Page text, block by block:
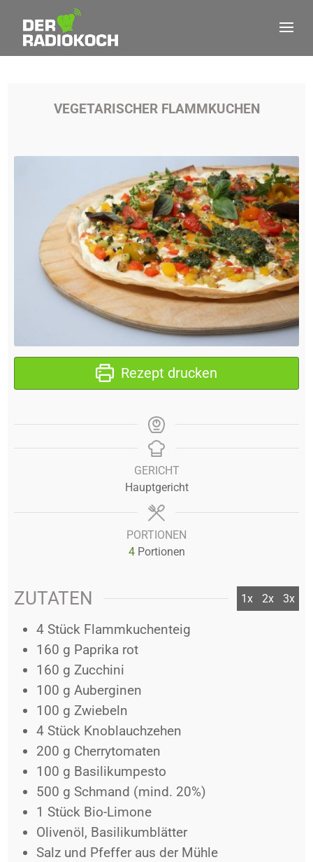
VEGETARISCHER FLAMMKUCHEN
Rezept drucken
GERICHT
Hauptgericht
PORTIONEN
4 Portionen
ZUTATEN 1x 2x 3x
4 Stück Flammkuchenteig
160 g Paprika rot
160 g Zucchini
100 g Auberginen
100 g Zwiebeln
4 Stück Knoblauchzehen
200 g Cherrytomaten
100 g Basilikumpesto
500 g Schmand (mind. 20%)
1 Stück Bio-Limone
Olivenöl, Basilikumblätter
Salz und Pfeffer aus der Mühle